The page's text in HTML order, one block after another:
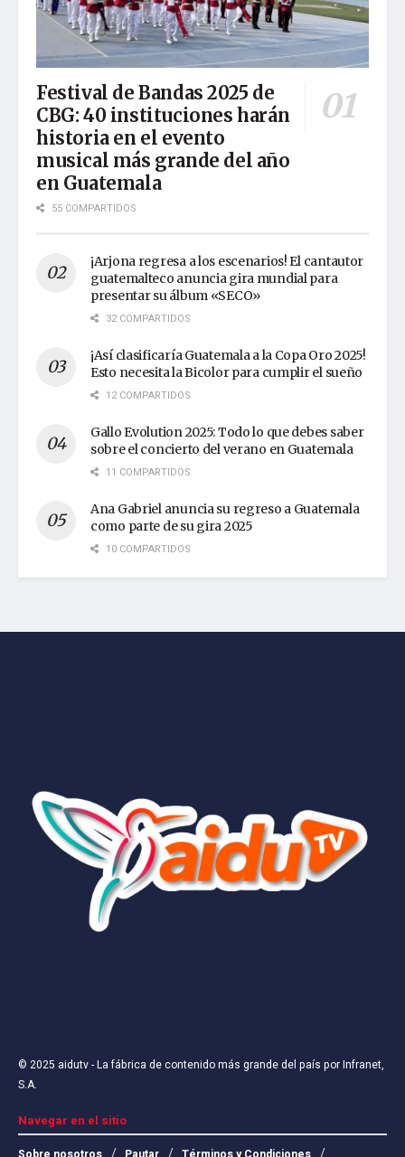
Festival de Bandas 2025 de
CBG: 40 instituciones harán
historia en el evento
musical más grande del año
en Guatemala
55 COMPARTIDOS
¡Arjona regresa a los escenarios! El cantautor
guatemalteco anuncia gira mundial para
presentar su álbum «SECO»
32 COMPARTIDOS
¡Así clasificaría Guatemala a la Copa Oro 2025!
Esto necesita la Bicolor para cumplir el sueño
12 COMPARTIDOS
Gallo Evolution 2025: Todo lo que debes saber
sobre el concierto del verano en Guatemala
11 COMPARTIDOS
Ana Gabriel anuncia su regreso a Guatemala
como parte de su gira 2025
10 COMPARTIDOS
© 2025 aidutv- La fábrica de contenido más grande del país porInfranet,
S.A.
Navegar en el sitio